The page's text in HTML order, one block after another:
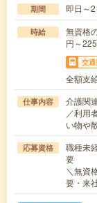
期間 即日～
時給
無資格
円～
交
全額支
仕事内容
介護関
／利用
い物や
応募資格
職種未
要
＼無資
要・来